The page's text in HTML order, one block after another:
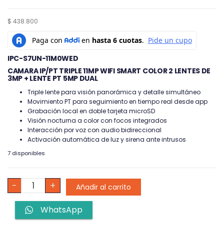
$ 438.800
IPC-S7UN-11M0WED
CAMARA IP/PT TRIPLE 11MP WIFI SMART COLOR 2 LENTES DE
3MP + LENTE PT 5MP DUAL
Triple lente para visión panorámica y detalle simultáneo
Movimiento PT para seguimiento en tiempo real desde app
Grabación local en doble tarjeta microSD
Visión nocturna a color con focos integrados
Interacción por voz con audio bidireccional
Activación automática de luz y sirena ante intrusos
7 disponibles
-
Cámara
Imou
Cruiser
Triple
Lente
+ Añadir al carrito
WhatsApp